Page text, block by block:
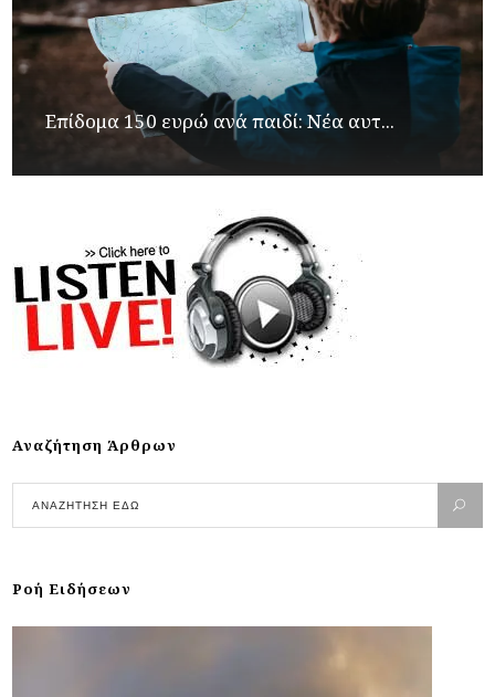
Επίδομα 150 ευρώ ανά παιδί: Νέα αυτ...
Αναζήτηση Άρθρων
Ροή Ειδήσεων